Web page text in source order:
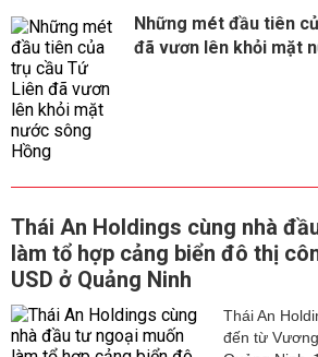
Những mét đầu tiên
đã vươn lên khỏi mặt
Thái An Holdings cùng nhà
làm tổ hợp cảng biển đô thị
USD ở Quảng Ninh
Thái An
đến từ